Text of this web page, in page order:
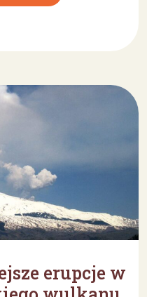
erupcje w